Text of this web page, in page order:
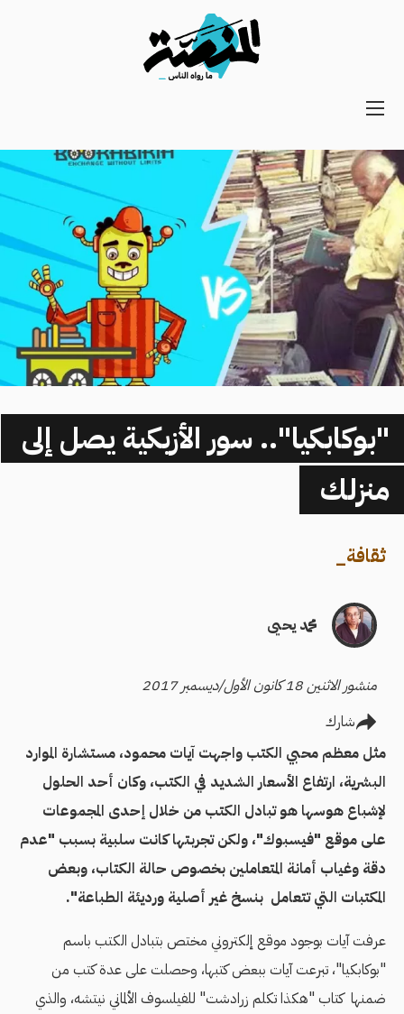
Main
Secondary
Navigation
"بوكابكيا".. سور الأزبكية يصل إلى
منزلك
ثقافة_
محمد يحيى
منشور الاثنين 18 كانون الأول/ديسمبر 2017
شارك
مثل معظم محبي الكتب واجهت آيات محمود، مستشارة الموارد
البشرية، ارتفاع الأسعار الشديد في الكتب، وكان أحد الحلول
لإشباع هوسها هو تبادل الكتب من خلال إحدى المجموعات
على موقع "فيسبوك"، ولكن تجربتها كانت سلبية بسبب "عدم
دقة وغياب أمانة المتعاملين بخصوص حالة الكتاب، وبعض
المكتبات التي تتعامل بنسخ غير أصلية ورديئة الطباعة".
عرفت آيات بوجود موقع إلكتروني مختص بتبادل الكتب باسم
"بوكابكيا"، تبرعت آيات ببعض كتبها، وحصلت على عدة كتب من
ضمنها كتاب "هكذا تكلم زرادشت" للفيلسوف الألماني نيتشه، والذي